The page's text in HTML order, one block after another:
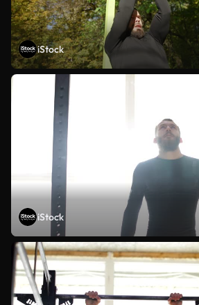
iStock
iStock